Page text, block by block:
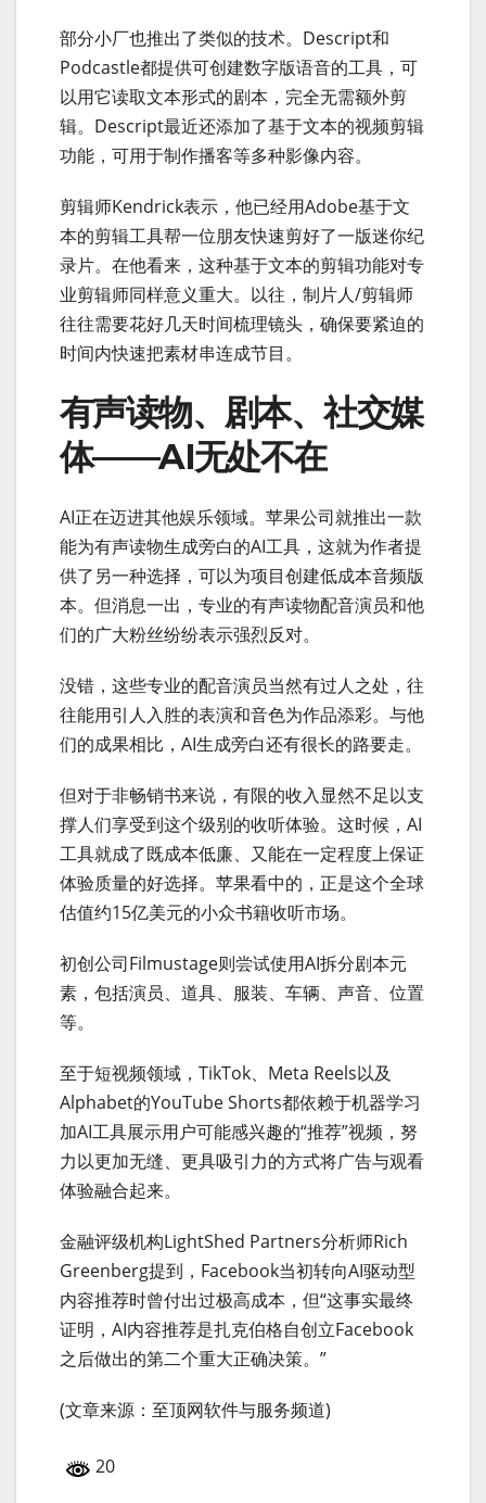
部分小厂也推出了类似的技术。Descript和
Podcastle都提供可创建数字版语音的工具，可
以用它读取文本形式的剧本，完全无需额外剪
辑。Descript最近还添加了基于文本的视频剪辑
功能，可用于制作播客等多种影像内容。
剪辑师Kendrick表示，他已经用Adobe基于文
本的剪辑工具帮一位朋友快速剪好了一版迷你纪
录片。在他看来，这种基于文本的剪辑功能对专
业剪辑师同样意义重大。以往，制片人/剪辑师
往往需要花好几天时间梳理镜头，确保要紧迫的
时间内快速把素材串连成节目。
有声读物、剧本、社交媒
体——AI无处不在
AI正在迈进其他娱乐领域。苹果公司就推出一款
能为有声读物生成旁白的AI工具，这就为作者提
供了另一种选择，可以为项目创建低成本音频版
本。但消息一出，专业的有声读物配音演员和他
们的广大粉丝纷纷表示强烈反对。
没错，这些专业的配音演员当然有过人之处，往
往能用引人入胜的表演和音色为作品添彩。与他
们的成果相比，AI生成旁白还有很长的路要走。
但对于非畅销书来说，有限的收入显然不足以支
撑人们享受到这个级别的收听体验。这时候，AI
工具就成了既成本低廉、又能在一定程度上保证
体验质量的好选择。苹果看中的，正是这个全球
估值约15亿美元的小众书籍收听市场。
初创公司Filmustage则尝试使用AI拆分剧本元
素，包括演员、道具、服装、车辆、声音、位置
等。
至于短视频领域，TikTok、Meta Reels以及
Alphabet的YouTube Shorts都依赖于机器学习
加AI工具展示用户可能感兴趣的“推荐”视频，努
力以更加无缝、更具吸引力的方式将广告与观看
体验融合起来。
金融评级机构LightShed Partners分析师Rich
Greenberg提到，Facebook当初转向AI驱动型
内容推荐时曾付出过极高成本，但“这事实最终
证明，AI内容推荐是扎克伯格自创立Facebook
之后做出的第二个重大正确决策。”
(文章来源：至顶网软件与服务频道)
20